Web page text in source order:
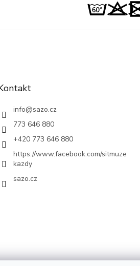
info@sazo.cz
773 646 880
+420 773 646 880
https://www.facebook.com/sitmuze
kazdy
sazo.cz